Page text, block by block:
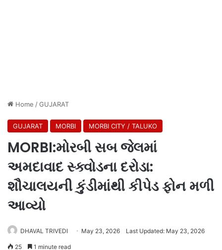
Home /GUJARAT
GUJARAT MORBI MORBI CITY / TALUKO
MORBI:મોરબી સબ જેલમાં
અમદાવાદ સ્ક્વોડના દરોડા:
શૌચાલયની કુંડીમાંથી કીપેડ ફોન મળી
આવ્યો
DHAVAL TRIVEDI May 23, 2026 Last Updated: May 23, 2026
25 1 minute read